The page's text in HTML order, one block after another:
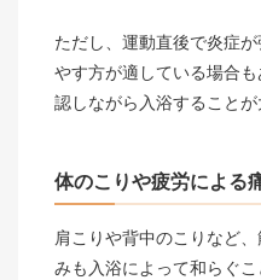
ただし、運動直後で炎症
やす方が適している場合
認しながら入浴することが
体のこりや疲労による
肩こりや背中のこりなど
みも入浴によって和らぐこ